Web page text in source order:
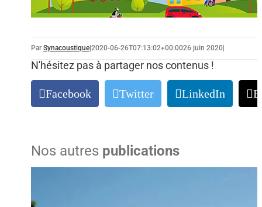
Par Synacoustique|2020-06-26T07:13:02+00:0026 juin 2020|
N'hésitez pas à partager nos contenus !
Facebook Twitter LinkedIn
Nos autres publications